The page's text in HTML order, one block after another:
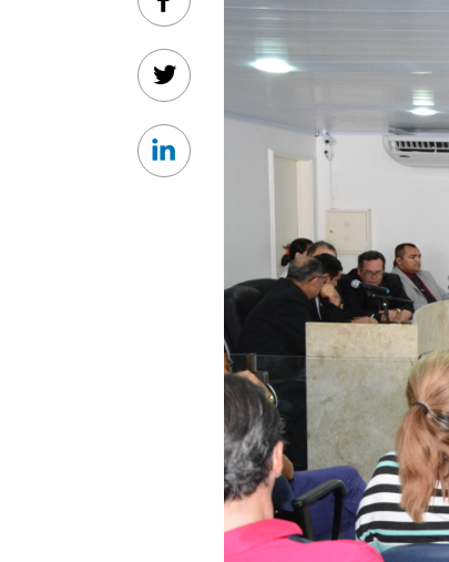
Facebook
Twitter
Linkedin